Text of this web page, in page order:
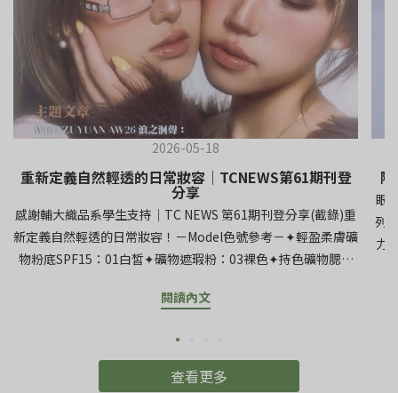
2026-05-18
重新定義自然輕透的日常妝容｜TCNEWS第61期刊登
分享
感謝輔大織品系學生支持｜TC NEWS 第61期刊登分享(截錄)重
新定義自然輕透的日常妝容！－Model色號參考－✦輕盈柔膚礦
物粉底SPF15：01白皙✦礦物遮瑕粉：03裸色✦持色礦物腮紅
閱讀內文
眼
列
力
查看更多